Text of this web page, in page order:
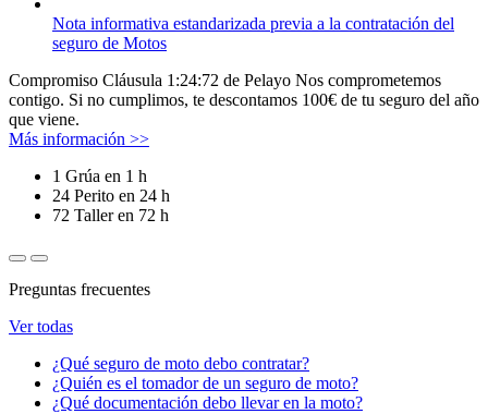
Nota informativa estandarizada previa a la contratación del
seguro de Motos
Compromiso Cláusula 1:24:72 de Pelayo Nos comprometemos
contigo. Si no cumplimos, te descontamos 100€ de tu seguro del año
que viene.
Más información >>
1 Grúa en 1 h
24 Perito en 24 h
72 Taller en 72 h
Preguntas frecuentes
Ver todas
¿Qué seguro de moto debo contratar?
¿Quién es el tomador de un seguro de moto?
¿Qué documentación debo llevar en la moto?